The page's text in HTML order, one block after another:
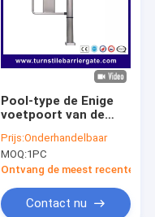
Pool-type de Enige
voetpoort van de
met
Noodsituatieinterface
Prijs:Onderhandelbaar
MOQ:1PC
Ontvang de meest recente
Contact nu